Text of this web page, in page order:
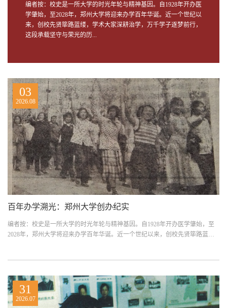
编者按：校史是一所大学的时光年轮与精神基因。自1928年开办医
学肇始，至2028年，郑州大学将迎来办学百年华诞。近一个世纪以
来，创校先贤筚路蓝缕，学术大家深耕治学，万千学子逐梦前行，
这段承载坚守与荣光的历...
03
2026.08
百年办学溯光：郑州大学创办纪实
编者按：校史是一所大学的时光年轮与精神基因。自1928年开办医学肇始，至
2028年，郑州大学将迎来办学百年华诞。近一个世纪以来，创校先贤筚路蓝
31
2026.07